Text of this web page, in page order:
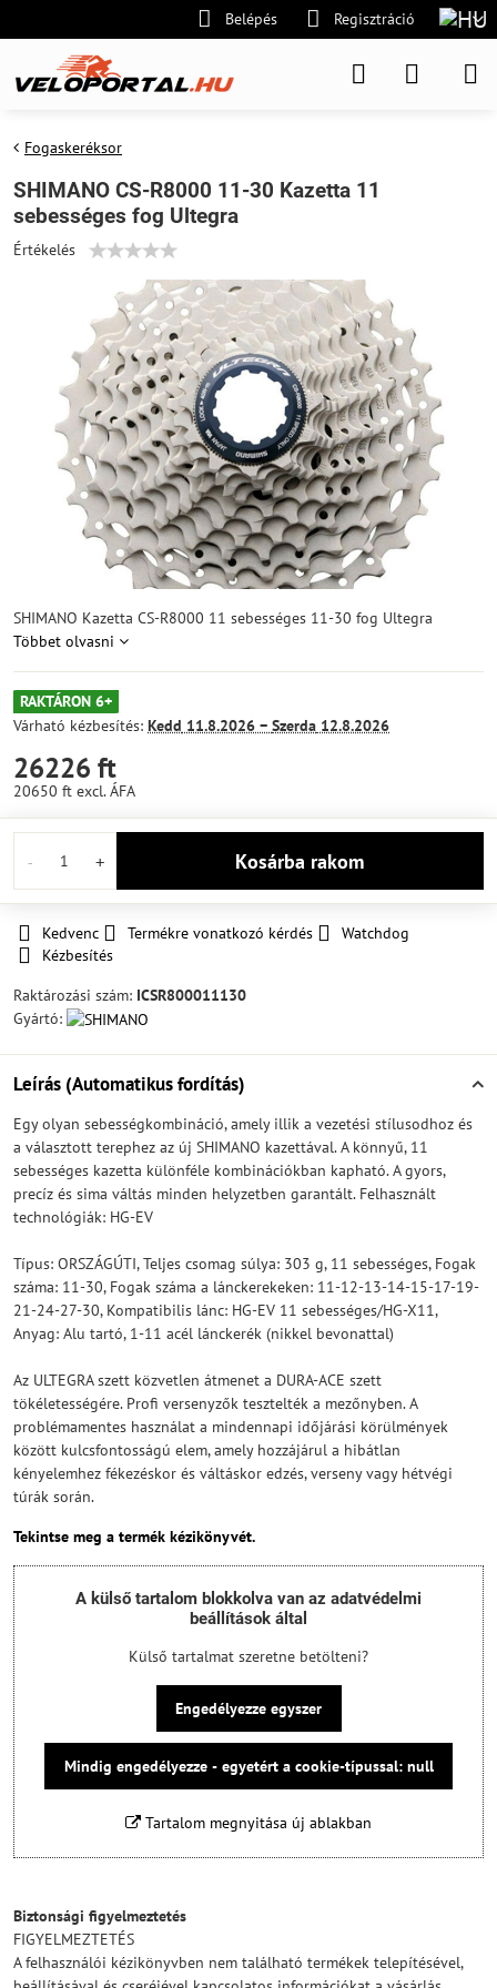
Belépés Regisztráció
Fogaskeréksor
SHIMANO CS-R8000 11-30 Kazetta 11
sebességes fog Ultegra
Értékelés
SHIMANO Kazetta CS-R8000 11 sebességes 11-30 fog Ultegra
Többet olvasni
RAKTÁRON 6+
Várható kézbesítés: Kedd 11.8.2026 − Szerda 12.8.2026
26226 ft
20650 ft excl. ÁFA
Kosárba rakom
Kedvenc Termékre vonatkozó kérdés
Watchdog
Kézbesítés
Raktározási szám: ICSR800011130
Gyártó:
Leírás (Automatikus fordítás)
Egy olyan sebességkombináció, amely illik a vezetési stílusodhoz és
a választott terephez az új SHIMANO kazettával. A könnyű, 11
sebességes kazetta különféle kombinációkban kapható. A gyors,
precíz és sima váltás minden helyzetben garantált. Felhasznált
technológiák: HG-EV
Típus: ORSZÁGÚTI, Teljes csomag súlya: 303 g, 11 sebességes, Fogak
száma: 11-30, Fogak száma a lánckerekeken: 11-12-13-14-15-17-19-
21-24-27-30, Kompatibilis lánc: HG-EV 11 sebességes/HG-X11,
Anyag: Alu tartó, 1-11 acél lánckerék (nikkel bevonattal)
Az ULTEGRA szett közvetlen átmenet a DURA-ACE szett
tökéletességére. Profi versenyzők tesztelték a mezőnyben. A
problémamentes használat a mindennapi időjárási körülmények
között kulcsfontosságú elem, amely hozzájárul a hibátlan
kényelemhez fékezéskor és váltáskor edzés, verseny vagy hétvégi
túrák során.
Tekintse meg a termék kézikönyvét.
A külső tartalom blokkolva van az adatvédelmi
beállítások által
Külső tartalmat szeretne betölteni?
Engedélyezze egyszer
Mindig engedélyezze - egyetért a cookie-típussal: null
Tartalom megnyitása új ablakban
Biztonsági figyelmeztetés
FIGYELMEZTETÉS
A felhasználói kézikönyvben nem található termékek telepítésével,